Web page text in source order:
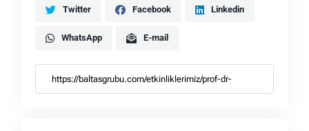
Twitter Facebook Linkedin
WhatsApp E-mail